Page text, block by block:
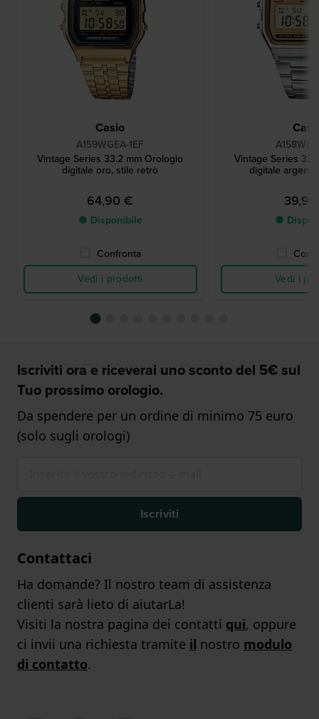
Casio
A159WGEA-1EF
Vintage Series 33.2 mm Orologio
digitale oro, stile retrò
64,90 €
● Disponibile
Confronta
Vedi i prodotti
Vintage Series
digitale
●
Vedi i
Iscriviti ora e riceverai uno sconto del 5€ sul
Tuo prossimo orologio.
Da spendere per un ordine di minimo 75 euro
(solo sugli orologi)
Iscriviti
Contattaci
Ha domande? Il nostro team di assistenza
clienti sarà lieto di aiutarLa!
Visiti la nostra pagina dei contatti qui, oppure
ci invii una richiesta tramite il nostro modulo
di contatto.